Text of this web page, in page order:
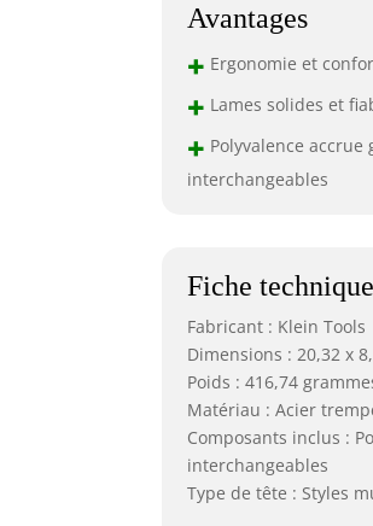
Avantages
+ Ergonomie et
+ Lames solides et
+ Polyvalence accrue
interchangeables
Fiche technique
Fabricant : Klein Tools
Dimensions : 20,32 x
Poids : 416,74
Matériau : Acier
Composants inclus :
interchangeables
Type de tête : Styles